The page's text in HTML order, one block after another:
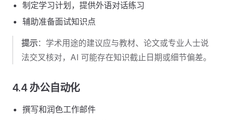
制定学习计划，提供外语对话练习
辅助准备面试知识点
提示：学术用途的建议应与教材、论文或专业人士说
法交叉核对，AI 可能存在知识截止日期或细节偏差。
4.4 办公自动化
撰写和润色工作邮件